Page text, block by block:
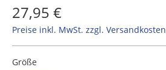
27,95 €
Preise inkl. MwSt. zzgl. Versandkosten
Größe